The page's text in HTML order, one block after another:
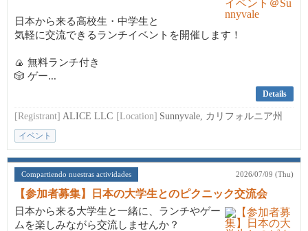
日本から来る高校生・中学生と
気軽に交流できるランチイベントを開催します！
🍙 無料ランチ付き
🎲 ゲー...
Details
[Registrant] ALICE LLC [Location] Sunnyvale, カリフォルニア州
イベント
Compartiendo nuestras actividades 2026/07/09 (Thu)
【参加者募集】日本の大学生とのピクニック交流会
日本から来る大学生と一緒に、ランチやゲー
ムを楽しみながら交流しませんか？